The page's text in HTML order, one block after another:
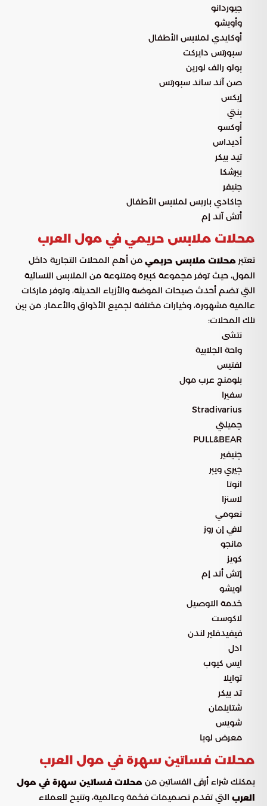
جيوردانو
وأويشو
أوكايدي لملابس الأطفال
سبورتس دايركت
بولو رالف لورين
صن آند ساند سبورتس
إيكس
بنتي
أوكسو
أديداس
تيد بيكر
بيرشكا
جنيفر
جاكادي باريس لملابس الأطفال
أتش آند إم
محلات ملابس حريمي في مول العرب
تعتبر محلات ملابس حريمي من أهم المحلات التجارية داخل
المول، حيث توفر مجموعة كبيرة ومتنوعة من الملابس النسائية
التي تضم أحدث صيحات الموضة والأزياء الحديثة، وتوفر ماركات
عالمية مشهورة، وخيارات مختلفة لجميع الأذواق والأعمار. من بين
تلك المحلات:
نتشى
واحة الجلابية
لفتيس
بلومنج عرب مول
سفيرا
Stradivarius
جميلتي
PULL&BEAR
جنيفير
جيري ويبر
انوتا
لاسنزا
نعومي
لافي إن روز
مانجو
كويز
إتش أند إم
اويشو
خدمة التوصيل
لاكوست
فيفيدفلير لندن
ادل
ايس كيوب
توايلا
تد بيكر
شتايلمان
شويس
معرض لويا
محلات فساتين سهرة في مول العرب
يمكنك شراء أرقى الفساتين من محلات فساتين سهرة في مول
العرب التي تقدم تصميمات فخمة وعالمية، وتتيح للعملاء